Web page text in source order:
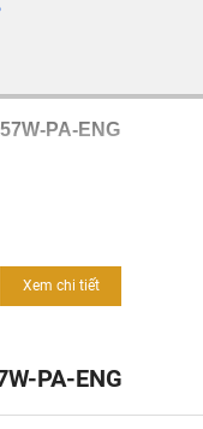
PA-ENG
Xem chi tiết
PA-ENG